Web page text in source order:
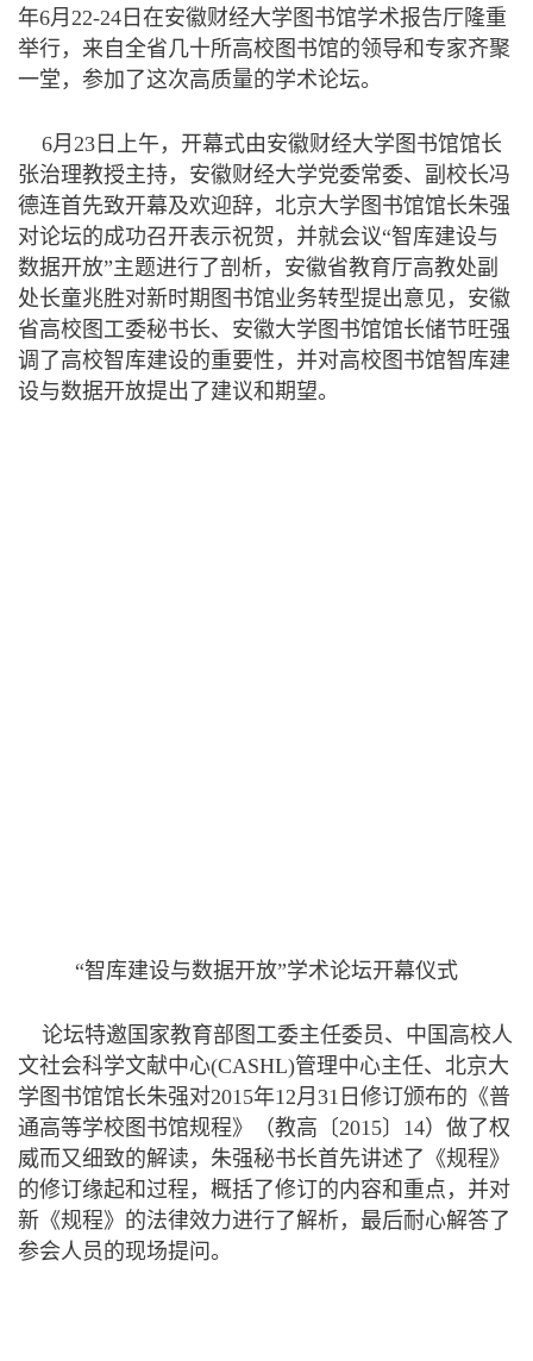
年6月22-24日在安徽财经大学图书馆学术报告厅隆重
举行，来自全省几十所高校图书馆的领导和专家齐聚
一堂，参加了这次高质量的学术论坛。
6月23日上午，开幕式由安徽财经大学图书馆馆长
张治理教授主持，安徽财经大学党委常委、副校长冯
德连首先致开幕及欢迎辞，北京大学图书馆馆长朱强
对论坛的成功召开表示祝贺，并就会议“智库建设与
数据开放”主题进行了剖析，安徽省教育厅高教处副
处长童兆胜对新时期图书馆业务转型提出意见，安徽
省高校图工委秘书长、安徽大学图书馆馆长储节旺强
调了高校智库建设的重要性，并对高校图书馆智库建
设与数据开放提出了建议和期望。
“智库建设与数据开放”学术论坛开幕仪式
论坛特邀国家教育部图工委主任委员、中国高校人
文社会科学文献中心(CASHL)管理中心主任、北京大
学图书馆馆长朱强对2015年12月31日修订颁布的《普
通高等学校图书馆规程》（教高〔2015〕14）做了权
威而又细致的解读，朱强秘书长首先讲述了《规程》
的修订缘起和过程，概括了修订的内容和重点，并对
新《规程》的法律效力进行了解析，最后耐心解答了
参会人员的现场提问。